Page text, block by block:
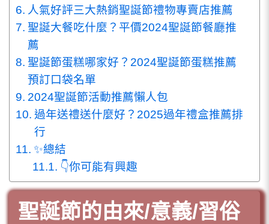
人氣好評三大熱銷聖誕節禮物專賣店推薦
聖誕大餐吃什麼？平價2024聖誕節餐廳推
薦
聖誕節蛋糕哪家好？2024聖誕節蛋糕推薦
預訂口袋名單
2024聖誕節活動推薦懶人包
過年送禮送什麼好？2025過年禮盒推薦排
行
✨總結
👇你可能有興趣
聖誕節的由來/意義/習俗